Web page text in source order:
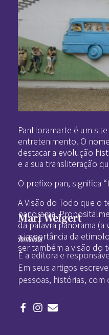
PanHoramarte é um
entretenimento. O
destacar a evolução
e a sua transliteração
O prefixo pan, significa
A Visão do Todo que o
panorama.
da palavra panorama
a importância da
ser também a visão do
Mari Weigert
Jornalista
É a editora e
Em seus artigos
pessoas, histórias, com